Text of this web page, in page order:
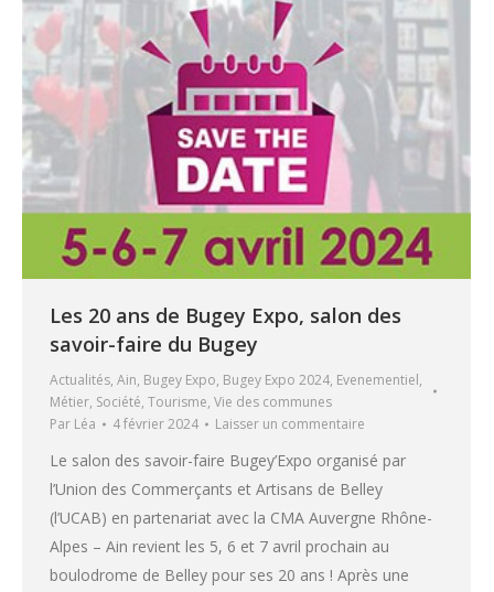
Les 20 ans de Bugey Expo, salon des
savoir-faire du Bugey
Actualités, Ain, Bugey Expo, Bugey Expo 2024, Evenementiel,
Métier, Société, Tourisme, Vie des communes
Par Léa 4 février 2024 Laisser un commentaire
Le salon des savoir-faire Bugey’Expo organisé par
l’Union des Commerçants et Artisans de Belley
(l’UCAB) en partenariat avec la CMA Auvergne Rhône-
Alpes – Ain revient les 5, 6 et 7 avril prochain au
boulodrome de Belley pour ses 20 ans ! Après une